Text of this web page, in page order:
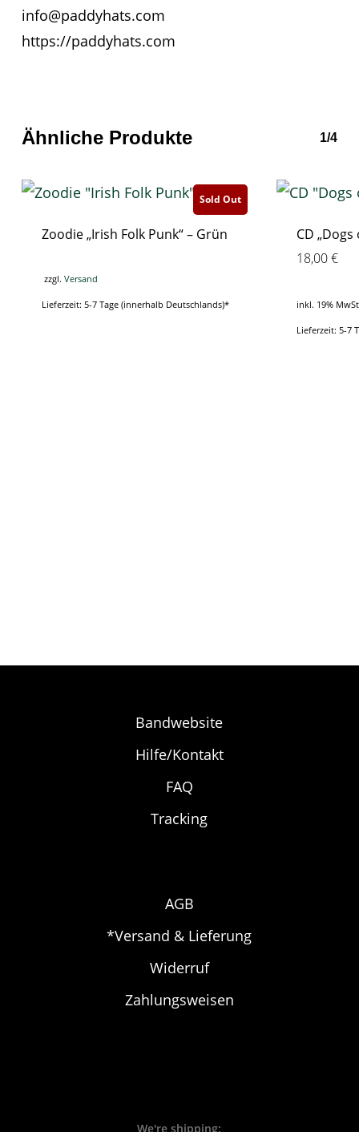
info@paddyhats.com
https://paddyhats.com
Ähnliche Produkte 1/4
Sold Out
Zoodie „Irish Folk Punk“ – Grün
zzgl. Versand
Lieferzeit: 5-7 Tage (innerhalb Deutschlands)*
CD
18,00€
inkl. 19%
Lieferzeit: 5-7
Bandwebsite
Hilfe/Kontakt
FAQ
Tracking
AGB
*Versand & Lieferung
Widerruf
Zahlungsweisen
We're shipping: